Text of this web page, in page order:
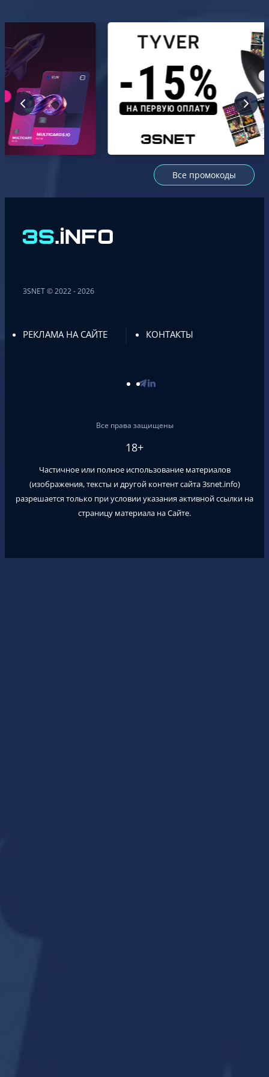
Все промокоды
3SNET © 2022 - 2026
РЕКЛАМА НА САЙТЕ КОНТАКТЫ
Все права защищены
18+
Частичное или полное использование материалов
(изображения, тексты и другой контент сайта3snet.info)
разрешается только при условии указания активной ссылки на
страницу материала на Сайте.